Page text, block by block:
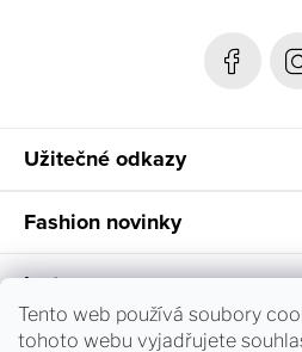
Tento web používá soubory
tohoto webu vyjadřujete
Užitečné odkazy
Fashion novinky
Instagram